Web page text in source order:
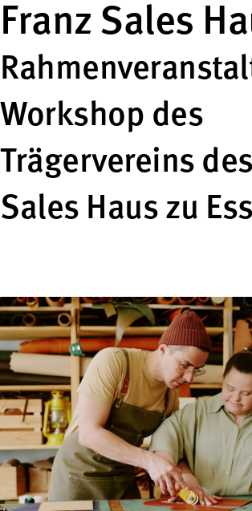
Franz Sales
Workshop des
Trägervereins
Sales Haus zu